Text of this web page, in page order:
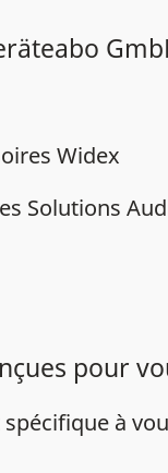
Widex
Solutions
pour
à